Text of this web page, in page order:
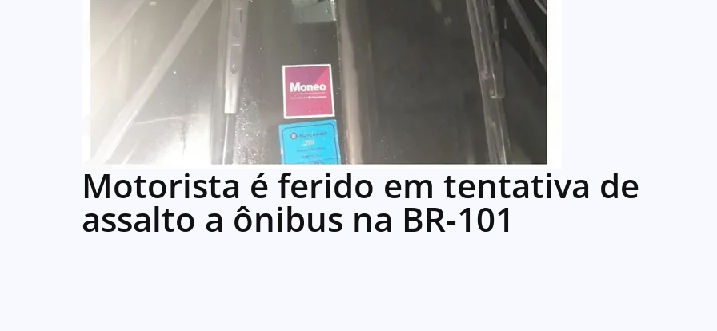
Motorista é ferido em tentativa de
assalto a ônibus na BR-101